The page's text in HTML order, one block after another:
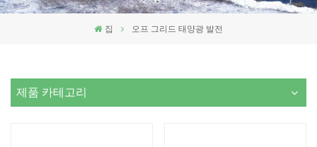
집 오프 그리드 태양광 발전
제품 카테고리